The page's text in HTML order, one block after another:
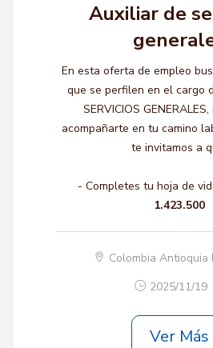
Auxiliar de
En esta oferta de empleo
que se perfilen en el cargo
SERVICIOS
acompañarte en tu camino
te invitamos a
- Completes tu hoja de
1.423.500
Colombia Antioquia
2025/11/19
Ver Más